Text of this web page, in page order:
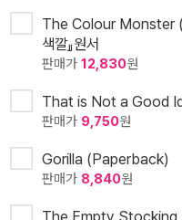
The Colour Monster
색깔』원서
판매가 12,830원
That is Not a Good
판매가 9,750원
Gorilla (Paperback)
판매가 8,840원